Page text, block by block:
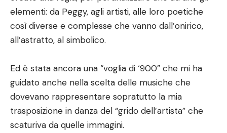
elementi: da Peggy, agli artisti, alle loro poetiche
così diverse e complesse che vanno dall’onirico,
all’astratto, al simbolico.
Ed è stata ancora una “voglia di ‘900” che mi ha
guidato anche nella scelta delle musiche che
dovevano rappresentare sopratutto la mia
trasposizione in danza del “grido dell’artista” che
scaturiva da quelle immagini.